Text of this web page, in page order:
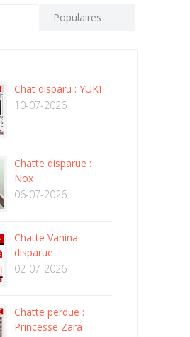
Populaires
Chat disparu : YUKI
10-07-2026
Chatte disparue :
Nox
06-07-2026
Chatte Vanina
disparue
02-07-2026
Chatte perdue :
Princesse Zara